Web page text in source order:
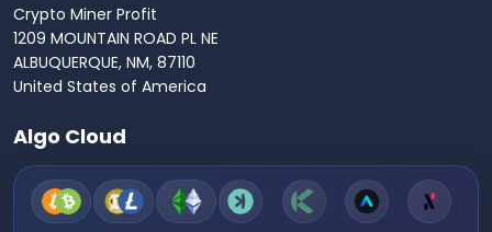
Crypto Miner Profit
1209 MOUNTAIN ROAD PL NE
ALBUQUERQUE, NM, 87110
United States of America
Algo Cloud